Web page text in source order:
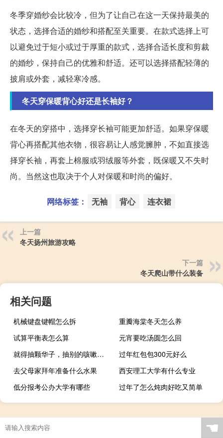
冬季穿婚纱会比较冷，但为了让自己在这一天保持最美的
状态，选择合适的婚纱和搭配至关重要。在款式选择上可
以避免过于短小或过于厚重的款式，选择合适长度和剪裁
的婚纱，保持自己的优雅和舒适。还可以选择搭配轻薄的
披肩或外套，减轻寒冷感。
冬天穿保暖背心好还是长袖好？
在冬天的穿搭中，选择穿长袖可能更加舒适。如果穿保暖
背心再搭配其他衣物，很容易让人感觉臃肿，不如直接选
择穿长袖，再套上棉服或羽绒服等外套，既保暖又不失时
尚。当然这也取决于个人对保暖和时尚的偏好。
网络标签： 无袖 背心 连衣裙
上一篇
冬天扬州旅游攻略
下一篇
冬天爬山带什么装备
相关问题
机械键盘键帽怎么拆
重瓣海棠冬天怎么养
试算平衡表怎么算
元宵要吃汤圆怎么回
就得抽颗华子，抽别的咳嗽什么梗
过年红包包300元好么
去父母家拜年准备什么水果
西安理工大学有什么专业
低分报考公办大学有哪些
过年了怎么炖肉好吃又简单
☚